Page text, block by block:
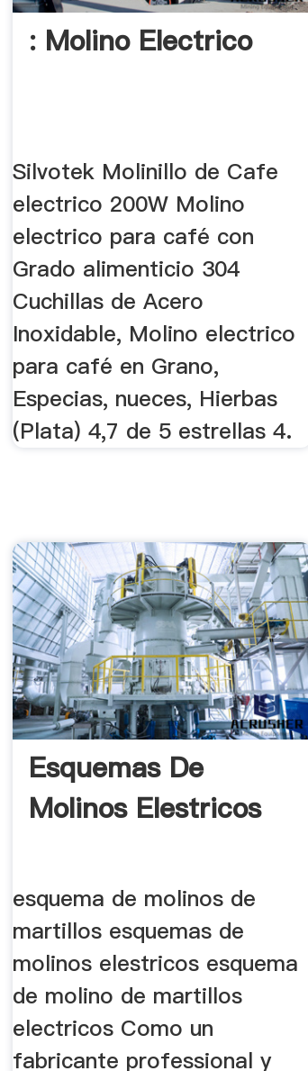
: Molino Electrico
Silvotek Molinillo de Cafe
electrico 200W Molino
electrico para café con
Grado alimenticio 304
Cuchillas de Acero
Inoxidable, Molino electrico
para café en Grano,
Especias, nueces, Hierbas
(Plata) 4,7 de 5 estrellas 4.
Esquemas De
Molinos Elestricos
esquema de molinos de
martillos esquemas de
molinos elestricos esquema
de molino de martillos
electricos Como un
fabricante professional y